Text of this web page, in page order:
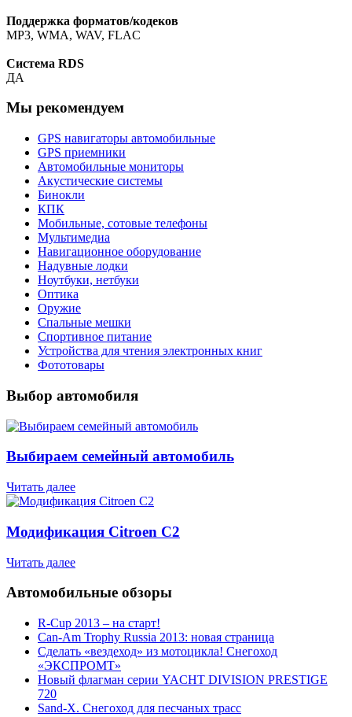
Поддержка форматов/кодеков
MP3, WMA, WAV, FLAC
Система RDS
ДА
Мы рекомендуем
GPS навигаторы автомобильные
GPS приемники
Автомобильные мониторы
Акустические системы
Бинокли
КПК
Мобильные, сотовые телефоны
Мультимедиа
Навигационное оборудование
Надувные лодки
Ноутбуки, нетбуки
Оптика
Оружие
Спальные мешки
Спортивное питание
Устройства для чтения электронных книг
Фототовары
Выбор автомобиля
Выбираем семейный автомобиль
Читать далее
Модификация Citroen С2
Читать далее
Автомобильные обзоры
R-Cup 2013 – на старт!
Can-Am Trophy Russia 2013: новая страница
Сделать «вездеход» из мотоцикла! Снегоход
«ЭКСПРОМТ»
Новый флагман серии YACHT DIVISION PRESTIGE
720
Sand-X. Снегоход для песчаных трасс